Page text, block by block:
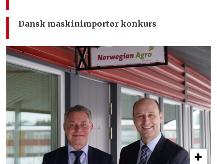
Dansk maskinimportør konkurs